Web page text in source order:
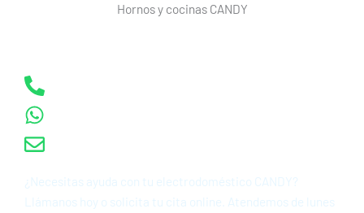
Hornos y cocinas CANDY
¿Necesitas ayuda con tu electrodoméstico CANDY?
Llámanos hoy o solicita tu cita online. Atendemos de lunes